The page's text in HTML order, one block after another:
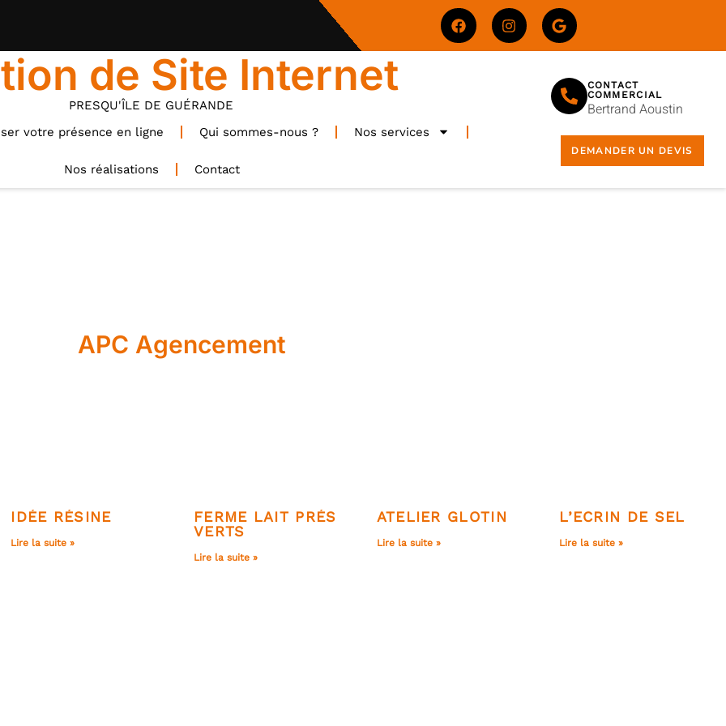
de Site Internet
PRESQU'ÎLE DE GUÉRANDE
votre présence en ligne Qui sommes-nous ? Nos services
Nos réalisations Contact
CONTACT
COMMERCIAL
Bertrand Aoustin
DEMANDER UN DEVIS
APC Agencement
IDÉE RÉSINE
Lire la suite »
FERME LAIT PRÉS
VERTS
Lire la suite »
ATELIER GLOTIN
Lire la suite »
L’ECRIN DE SEL
Lire la suite »